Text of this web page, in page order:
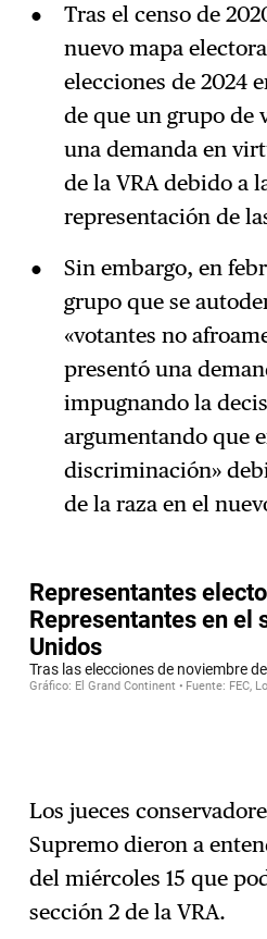
Tras el censo de
nuevo mapa
elecciones de 2024
de que un grupo de
una demanda en
de la VRA debido a
representación de
Sin embargo, en
grupo que se
«votantes no
presentó una
impugnando la
argumentando que
discriminación»
de la raza en el
Los jueces
Supremo dieron a
del miércoles 15 que
sección 2 de la VRA.